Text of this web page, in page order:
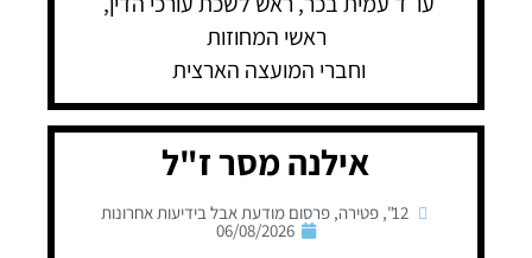
ראשי המחוזות
וחברי המועצה הארצית
אילנה מסר ז"ל
12"
, פטירה, פרסום מודעת אבל בידיעות אחרונות
06/08/2026